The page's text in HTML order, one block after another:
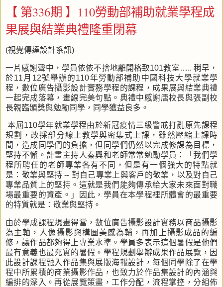
【 第336期 】110勞動部補助就業學程成
果展與結業典禮隆重閉幕
(視覺傳達設計系訊)
一片感謝聲中，學員依依不捨地離開格致101教室….. 稍早，
於11 月 12號舉辦的110年勞動部補助中國科技大學就業學
程，數位廣告攝影設計實務學程的課程，成果展與結業典禮
一起完成落幕，畫線完美句點。典禮中感謝唐校長與張副校
長親臨頒獎與勉勵同學，同學獲益良多。
本屆110學年就業學程由於新冠疫情三級警戒打亂原先課程
規劃，改採部分線上教學與密集式上課，雖然壓縮上課時
間，造成同學們的負擔，但同學們仍然以完成修課為目標，
堅持不懈。計畫主持人秦興和老師常常勉勵學員：
「我們學
程所聘任的老師專業各有不同，但是有一個強大的特點就
是：敬業與堅持 -- 對自己專業上與客戶的敬業，以及對自己
專業品質上的堅持。這就是我們能夠傳承給大家未來面對職
場最重要的資產。 」
因此，學員在本學程裡所體會的最重要
的特質就是：敬業與堅持。
由於學成課程規畫得當，數位廣告攝影設計實務以商品攝影
為主軸，人像攝影與構圖美感為輔，再加上攝影成品的編
修，讓作品都夠得上專業水準。學員多表示這個暑假是他們
最有意義也最充實的暑假。學程規劃舉辦成果作品展覽，因
此設計課程融入作品集與展版海報設計，每個同學除了在學
程中所累積的商業攝影作品，也致力於作品集設計的內涵與
編排的深入。再從展覽策畫，工作分配，流程掌控，分組佈